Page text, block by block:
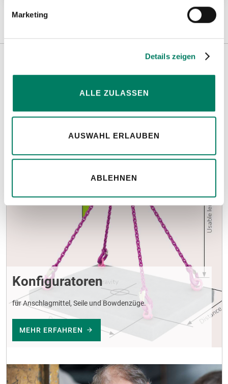
Marketing
Details zeigen
ALLE ZULASSEN
AUSWAHL ERLAUBEN
ABLEHNEN
Weitere Informationen
Hinweise
Konfiguratoren
für Anschlagmittel, Seile und Bowdenzüge.
MEHR ERFAHREN